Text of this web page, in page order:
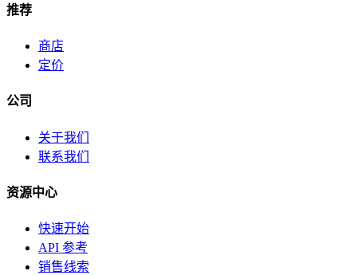
推荐
商店
定价
公司
关于我们
联系我们
资源中心
快速开始
API 参考
销售线索